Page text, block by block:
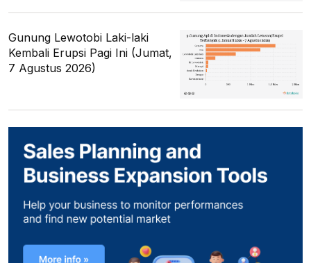
Gunung Lewotobi Laki-laki
Kembali Erupsi Pagi Ini (Jumat,
7 Agustus 2026)